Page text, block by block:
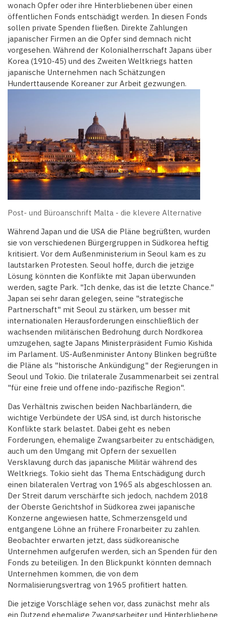
wonach Opfer oder ihre Hinterbliebenen über einen
öffentlichen Fonds entschädigt werden. In diesen Fonds
sollen private Spenden fließen. Direkte Zahlungen
japanischer Firmen an die Opfer sind demnach nicht
vorgesehen. Während der Kolonialherrschaft Japans über
Korea (1910-45) und des Zweiten Weltkriegs hatten
japanische Unternehmen nach Schätzungen
Hunderttausende Koreaner zur Arbeit gezwungen.
Post- und Büroanschrift Malta - die klevere Alternative
Während Japan und die USA die Pläne begrüßten, wurden
sie von verschiedenen Bürgergruppen in Südkorea heftig
kritisiert. Vor dem Außenministerium in Seoul kam es zu
lautstarken Protesten. Seoul hoffe, durch die jetzige
Lösung könnten die Konflikte mit Japan überwunden
werden, sagte Park. "Ich denke, das ist die letzte Chance."
Japan sei sehr daran gelegen, seine "strategische
Partnerschaft" mit Seoul zu stärken, um besser mit
internationalen Herausforderungen einschließlich der
wachsenden militärischen Bedrohung durch Nordkorea
umzugehen, sagte Japans Ministerpräsident Fumio Kishida
im Parlament. US-Außenminister Antony Blinken begrüßte
die Pläne als "historische Ankündigung" der Regierungen in
Seoul und Tokio. Die trilaterale Zusammenarbeit sei zentral
"für eine freie und offene indo-pazifische Region".
Das Verhältnis zwischen beiden Nachbarländern, die
wichtige Verbündete der USA sind, ist durch historische
Konflikte stark belastet. Dabei geht es neben
Forderungen, ehemalige Zwangsarbeiter zu entschädigen,
auch um den Umgang mit Opfern der sexuellen
Versklavung durch das japanische Militär während des
Weltkriegs. Tokio sieht das Thema Entschädigung durch
einen bilateralen Vertrag von 1965 als abgeschlossen an.
Der Streit darum verschärfte sich jedoch, nachdem 2018
der Oberste Gerichtshof in Südkorea zwei japanische
Konzerne angewiesen hatte, Schmerzensgeld und
entgangene Löhne an frühere Fronarbeiter zu zahlen.
Beobachter erwarten jetzt, dass südkoreanische
Unternehmen aufgerufen werden, sich an Spenden für den
Fonds zu beteiligen. In den Blickpunkt könnten demnach
Unternehmen kommen, die von dem
Normalisierungsvertrag von 1965 profitiert hatten.
Die jetzige Vorschläge sehen vor, dass zunächst mehr als
ein Dutzend ehemalige Zwangsarbeiter und Hinterbliebene